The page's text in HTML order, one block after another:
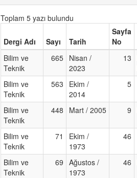
Toplam 5 yazı bulundu
Dergi Adı Sayı Tarih
Sayfa
No
Bilim ve
Teknik
665 Nisan /
2023
13
Bilim ve
Teknik
563
Ekim /
2014
5
Bilim ve
Teknik
448 Mart / 2005 9
Bilim ve
Teknik
71
Ekim /
1973
46
Bilim ve
Teknik
69
Ağustos /
1973
46